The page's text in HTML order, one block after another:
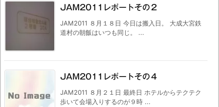
JAM2011レポートその２
JAM2011 ８月１８日 今日は搬入日。 大成大宮鉄
道村の朝飯はいつも同じ。 ...
JAM2011レポートその４
JAM2011 ８月２１日 最終日 ホテルからテクテク
歩いて会場入りするのが９時 ...